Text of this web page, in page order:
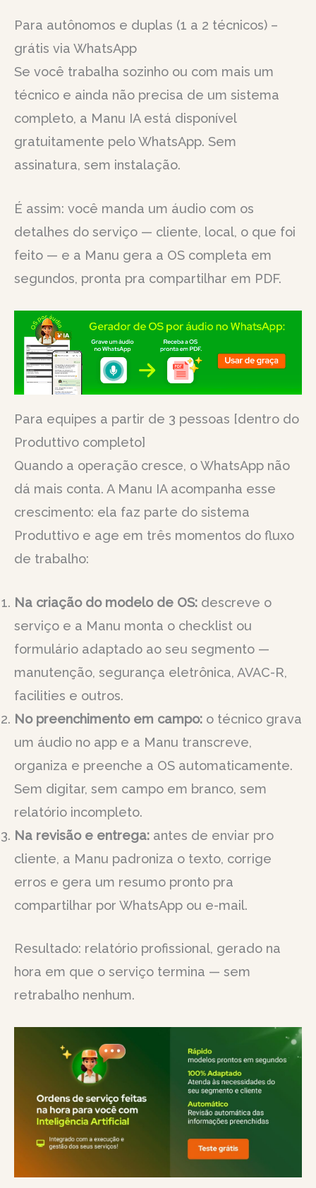
Para autônomos e duplas (1 a 2 técnicos) –
grátis via WhatsApp
Se você trabalha sozinho ou com mais um
técnico e ainda não precisa de um sistema
completo, a Manu IA está disponível
gratuitamente pelo WhatsApp. Sem
assinatura, sem instalação.
É assim: você manda um áudio com os
detalhes do serviço — cliente, local, o que foi
feito — e a Manu gera a OS completa em
segundos, pronta pra compartilhar em PDF.
Para equipes a partir de 3 pessoas [dentro do
Produttivo completo]
Quando a operação cresce, o WhatsApp não
dá mais conta. A Manu IA acompanha esse
crescimento: ela faz parte do sistema
Produttivo e age em três momentos do fluxo
de trabalho:
Na criação do modelo de OS: descreve o
serviço e a Manu monta o checklist ou
formulário adaptado ao seu segmento —
manutenção, segurança eletrônica, AVAC-R,
facilities e outros.
No preenchimento em campo: o técnico grava
um áudio no app e a Manu transcreve,
organiza e preenche a OS automaticamente.
Sem digitar, sem campo em branco, sem
relatório incompleto.
Na revisão e entrega: antes de enviar pro
cliente, a Manu padroniza o texto, corrige
erros e gera um resumo pronto pra
compartilhar por WhatsApp ou e-mail.
Resultado: relatório profissional, gerado na
hora em que o serviço termina — sem
retrabalho nenhum.